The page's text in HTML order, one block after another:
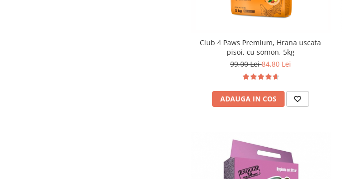
Club 4 Paws Premium, Hrana uscata
pisoi, cu somon, 5kg
99,00 Lei84,80 Lei
ADAUGA IN COS